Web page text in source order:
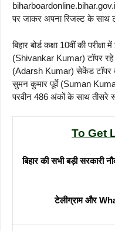
पर जाकर अपना रिजल्ट के
बिहार बोर्ड कक्षा 10वीं की
(Shivankar Kumar) टॉपर रहे
(Adarsh Kumar) सेकेंड टॉपर
सुमन कुमार पूर्वे (Suman
परवीन 486 अंकों के साथ तीसरे
To Get
बिहार की सभी बड़ी
टेलीग्राम और